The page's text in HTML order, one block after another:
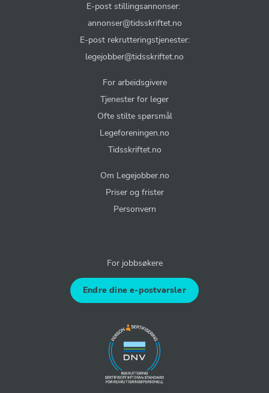
E-post stillingsannonser:
annonser@tidsskriftet.no
E-post rekrutteringstjenester:
legejobber@tidsskriftet.no
For arbeidsgivere
Tjenester for leger
Ofte stilte spørsmål
Legeforeningen.no
Tidsskriftet.no
Om Legejobber.no
Priser og frister
Personvern
For jobbsøkere
Endre dine e-postvarsler